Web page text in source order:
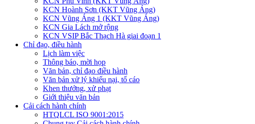
KCN Hoành Sơn (KKT Vũng Áng)
KCN Vũng Áng 1 (KKT Vũng Áng)
KCN Gia Lách mở rộng
KCN VSIP Bắc Thạch Hà giai đoạn 1
Chỉ đạo, điều hành
Lịch làm việc
Thông báo, mời họp
Văn bản, chỉ đạo điều hành
Văn bản xử lý khiếu nại, tố cáo
Khen thưởng, xử phạt
Giới thiệu văn bản
Cải cách hành chính
HTQLCL ISO 9001:2015